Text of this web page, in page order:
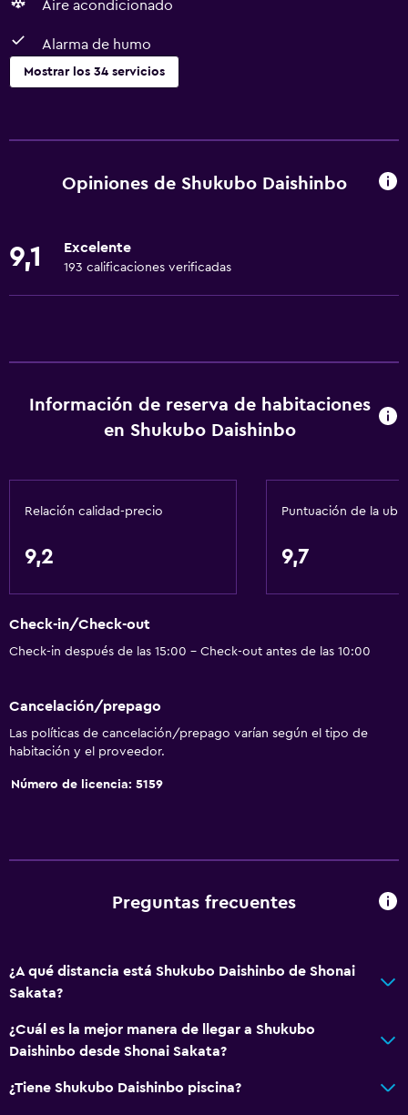
Aire acondicionado
Alarma de humo
Mostrar los 34 servicios
Wifi gratis
Toallas
Alarma de humo
Baño compartido
Baño compartido
General
Espacio de almacenamiento
Estacionamiento y transporte
Estacionamiento privado
Para no fumadores
Opiniones de Shukubo Daishinbo
9,1 Excelente
193 calificaciones verificadas
Información de reserva de habitaciones
en Shukubo Daishinbo
Relación calidad-precio
9,2
Puntuación de la
9,7
Check-in/Check-out
Check-in después de las 15:00 - Check-out antes de las 10:00
Cancelación/prepago
Las políticas de cancelación/prepago varían según el tipo de
habitación y el proveedor.
Número de licencia: 5159
Preguntas frecuentes
¿A qué distancia está Shukubo Daishinbo de Shonai
Sakata?
¿Cuál es la mejor manera de llegar a Shukubo
Daishinbo desde Shonai Sakata?
¿Tiene Shukubo Daishinbo piscina?